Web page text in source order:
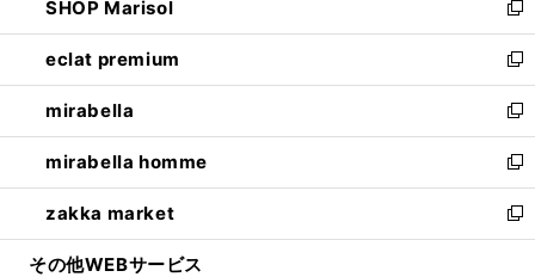
く
で
開
く
ド
ウ
で
開
く
ィ
ン
ド
ウ
で
開
く
い
ウ
ィ
ン
ド
ウ
で
開
く
SHOP Marisol
新
し
い
ウ
ィ
ン
ド
ウ
で
開
eclat premium
新
し
い
ウ
ィ
ン
ド
ウ
mirabella
新
し
い
ウ
ィ
ン
mirabella homme
新
し
い
ウ
zakka market
新
し
その他WEBサービス